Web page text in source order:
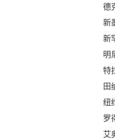
德
新
新
明
特
田
纽
罗
艾